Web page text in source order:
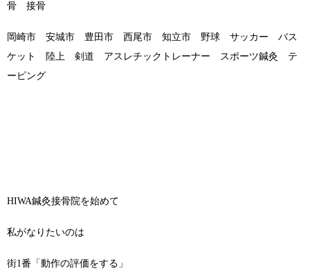
骨 接骨
岡崎市 安城市 豊田市 西尾市 知立市 野球 サッカー バス
ケット 陸上 剣道 アスレチックトレーナー スポーツ鍼灸 テ
ーピング
HIWA鍼灸接骨院を始めて
私がなりたいのは
街1番「動作の評価をする」